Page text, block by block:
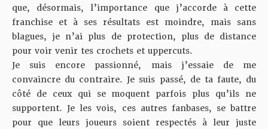
que, désormais, l’importance que j’accorde à cette
franchise et à ses résultats est moindre, mais sans
blagues, je n’ai plus de protection, plus de distance
pour voir venir tes crochets et uppercuts.
Je suis encore passionné, mais j’essaie de me
convaincre du contraire. Je suis passé, de ta faute, du
côté de ceux qui se moquent parfois plus qu’ils ne
supportent. Je les vois, ces autres fanbases, se battre
pour que leurs joueurs soient respectés à leur juste